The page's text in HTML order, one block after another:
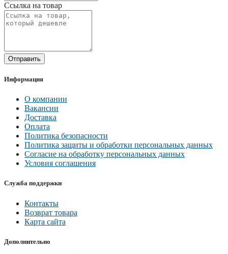
Ссылка на товар
Отправить
Информация
О компании
Вакансии
Доставка
Оплата
Политика безопасности
Политика защиты и обработки персональных данных
Согласие на обработку персональных данных
Условия соглашения
Служба поддержки
Контакты
Возврат товара
Карта сайта
Дополнительно